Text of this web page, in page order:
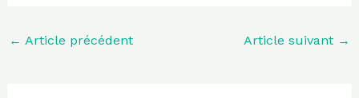
← Article précédent Article suivant →